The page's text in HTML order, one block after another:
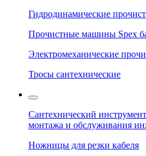
Гидродинамические
Прочистные машины Spex
Электромеханические
Тросы сантехнические
Сантехнический
монтажа и обслуживания
Ножницы для резки кабеля